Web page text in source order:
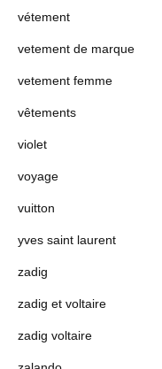
vétement
vetement de marque
vetement femme
vêtements
violet
voyage
vuitton
yves saint laurent
zadig
zadig et voltaire
zadig voltaire